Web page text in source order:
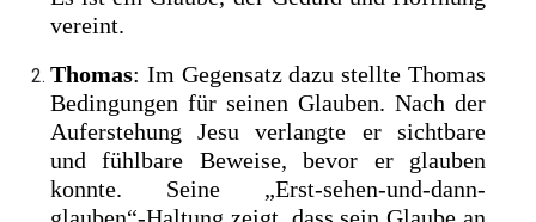
vereint.
Thomas: Im Gegensatz dazu stellte Thomas
Bedingungen für seinen Glauben. Nach der
Auferstehung Jesu verlangte er sichtbare
und fühlbare Beweise, bevor er glauben
konnte. Seine „Erst-sehen-und-dann-